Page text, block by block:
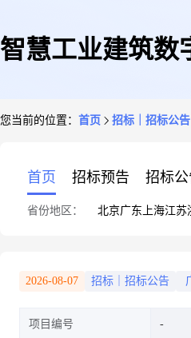
智慧工业建筑数
您当前的位置： 首页 招标｜招标公告
首页 招标预告 招标公
省份地区： 北京广东 上海江苏
2026-08-07 招标｜招标公告
项目编号